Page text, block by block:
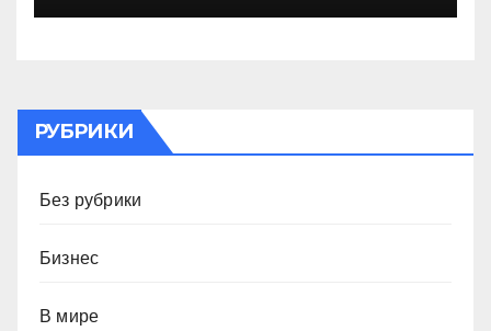
РУБРИКИ
Без рубрики
Бизнес
В мире